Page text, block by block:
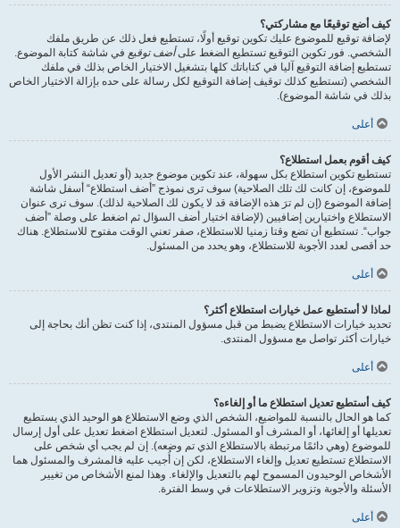
كيف أضع توقيعًا مع مشاركتي؟
لإضافة توقيع للموضوع عليك تكوين توقيع أولًا، تستطيع فعل ذلك عن طريق ملفك
الشخصي. فور تكوين التوقيع تستطيع الضغط علىأضف توقيع في شاشة كتابة الموضوع.
تستطيع إضافة التوقيع آليا في كتاباتك كلها بتشغيل الاختيار الخاص بذلك في ملفك
الشخصي (تستطيع كذلك توقيف إضافة التوقيع لكل رسالة على حده بإزالة الاختيار الخاص
بذلك في شاشة الموضوع).
أعلى
كيف أقوم بعمل استطلاع؟
تستطيع تكوين استطلاع بكل سهولة، عند تكوين موضوع جديد (أو تعديل النشر الأول
للموضوع، إن كانت لك تلك الصلاحية) سوف ترى نموذج ”أضف استطلاع“ أسفل شاشة
إضافة الموضوع (إن لم ترَ هذه الإضافة قد لا يكون لك الصلاحية لذلك). سوف ترى عنوان
الاستطلاع واختيارين إضافيين (لإضافة اختيار أضف السؤال ثم اضغط على وصلة ”أضف
جواب“. تستطيع أن تضع وقتا زمنيا للاستطلاع، صفر تعني الوقت مفتوح للاستطلاع. هناك
حد أقصى لعدد الأجوبة للاستطلاع، وهو يحدد من المسئول.
أعلى
لماذا لا أستطيع عمل خيارات استطلاع أكثر؟
تحديد خيارات الاستطلاع يضبط من قبل مسؤول المنتدى، إذا كنت تظن أنك بحاجة إلى
خيارات أكثر تواصل مع مسؤول المنتدى.
أعلى
كيف أستطيع تعديل استطلاع ما أو إلغاءه؟
كما هو الحال بالنسبة للمواضيع، الشخص الذي وضع الاستطلاع هو الوحيد الذي يستطيع
تعديلها أو إلغائها، أو المشرف أو المسئول. لتعديل استطلاع اضغط تعديل على أول إرسال
للموضوع (وهي دائمًا مرتبطة بالاستطلاع الذي تم وضعه). إن لم يجب أي شخص على
الاستطلاع تستطيع تعديل وإلغاء الاستطلاع، لكن إن أُجيب عليه فالمشرف والمسئول هما
الأشخاص الوحيدون المسموح لهم بالتعديل والإلغاء. وهذا لمنع الأشخاص من تغيير
الأسئلة والأجوبة وتزوير الاستطلاعات في وسط الفترة.
أعلى